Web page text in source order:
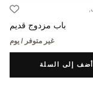
باب مزدوج قديم
غير متوفر / يوم
أضف إلى السلة